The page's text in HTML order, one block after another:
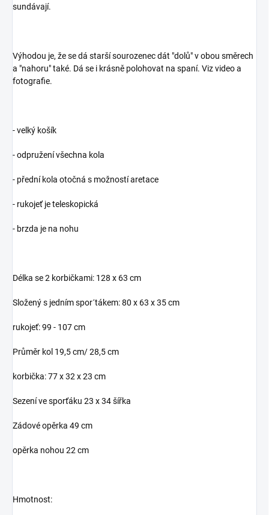
sundávají.
Výhodou je, že se dá starší sourozenec dát "dolů" v obou směrech
a "nahoru" také. Dá se i krásně polohovat na spaní. Viz video a
fotografie.
- velký košík
- odpružení všechna kola
- přední kola otočná s možností aretace
- rukojeť je teleskopická
- brzda je na nohu
Délka se 2 korbičkami: 128 x 63 cm
Složený s jedním spor´tákem: 80 x 63 x 35 cm
rukojeť: 99 - 107 cm
Průměr kol 19,5 cm/ 28,5 cm
korbička: 77 x 32 x 23 cm
Sezení ve sporťáku 23 x 34 šířka
Zádové opěrka 49 cm
opěrka nohou 22 cm
Hmotnost: